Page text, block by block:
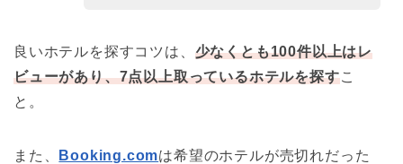
良いホテルを探すコツは、 少なくとも100件以上はレ
ビューがあり、7点以上取っているホテルを探すこ
と。
また、 Booking.comは希望のホテルが売切れだった